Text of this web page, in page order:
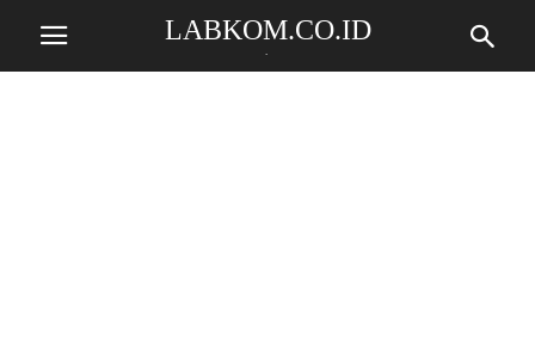
LABKOM.CO.ID